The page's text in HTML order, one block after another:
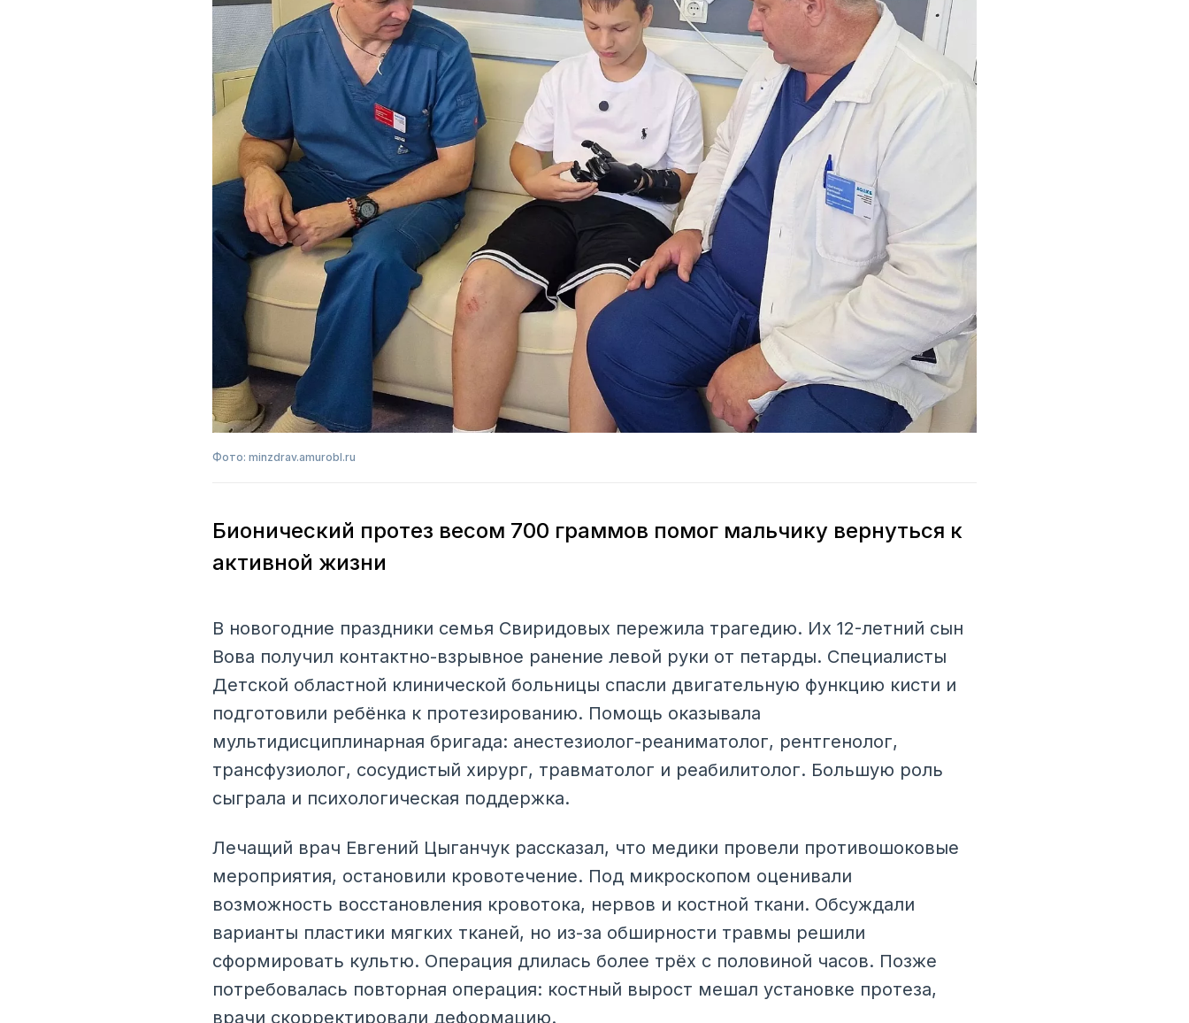
Фото: minzdrav.amurobl.ru
Бионический протез весом 700 граммов помог мальчику вернуться к
активной жизни
В новогодние праздники семья Свиридовых пережила трагедию. Их 12-летний сын
Вова получил контактно-взрывное ранение левой руки от петарды. Специалисты
Детской областной клинической больницы спасли двигательную функцию кисти и
подготовили ребёнка к протезированию. Помощь оказывала
мультидисциплинарная бригада: анестезиолог-реаниматолог, рентгенолог,
трансфузиолог, сосудистый хирург, травматолог и реабилитолог. Большую роль
сыграла и психологическая поддержка.
Лечащий врач Евгений Цыганчук рассказал, что медики провели противошоковые
мероприятия, остановили кровотечение. Под микроскопом оценивали
возможность восстановления кровотока, нервов и костной ткани. Обсуждали
варианты пластики мягких тканей, но из-за обширности травмы решили
сформировать культю. Операция длилась более трёх с половиной часов. Позже
потребовалась повторная операция: костный вырост мешал установке протеза,
врачи скорректировали деформацию.